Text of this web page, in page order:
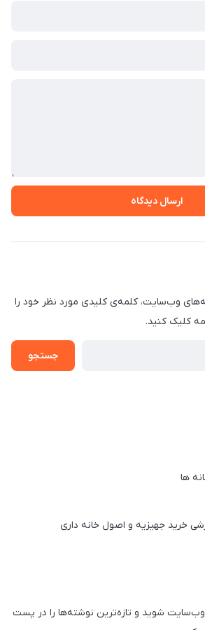
ارسال دیدگاه
وب‌سایت، کلمه‌ی کلیدی مورد نظر خود را
کلیک کنید.
جستجو
ها
خرید جهیزیه و اصول خانه داری
وب‌سایت شوید و تازه‌ترین نوشته‌ها را در پست